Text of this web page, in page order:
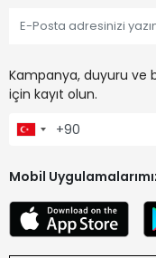
Kampanya, duyuru ve
için kayıt olun.
Mobil